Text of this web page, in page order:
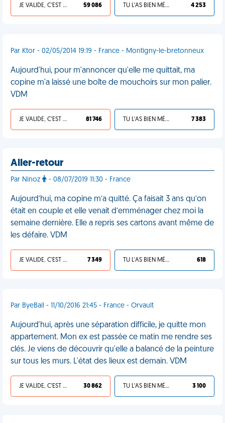
JE VALIDE, C'EST UNE VDM 59 086 TU L'AS BIEN MÉRITÉ 4 253
Par Ktor - 02/05/2014 19:19 - France - Montigny-le-bretonneux
Aujourd'hui, pour m'annoncer qu'elle me quittait, ma
copine m'a laissé une boîte de mouchoirs sur mon palier.
VDM
JE VALIDE, C'EST UNE VDM 81 746 TU L'AS BIEN MÉRITÉ 7 383
Aller-retour
Par Ninoz - 08/07/2019 11:30 - France
Aujourd’hui, ma copine m’a quitté. Ça faisait 3 ans qu’on
était en couple et elle venait d’emménager chez moi la
semaine dernière. Elle a repris ses cartons avant même de
les défaire. VDM
JE VALIDE, C'EST UNE VDM 7 349 TU L'AS BIEN MÉRITÉ 618
Par ByeBail - 11/10/2016 21:45 - France - Orvault
Aujourd'hui, après une séparation difficile, je quitte mon
appartement. Mon ex est passée ce matin me rendre ses
clés. Je viens de découvrir qu'elle a balancé de la peinture
sur tous les murs. L'état des lieux est demain. VDM
JE VALIDE, C'EST UNE VDM 30 862 TU L'AS BIEN MÉRITÉ 3 100